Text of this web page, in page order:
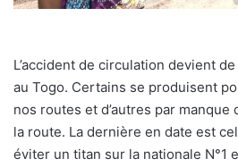
L’accident de circulation devient
au Togo. Certains se produisent
nos routes et d’autres par
la route. La dernière en date est
éviter un titan sur la nationale N°1